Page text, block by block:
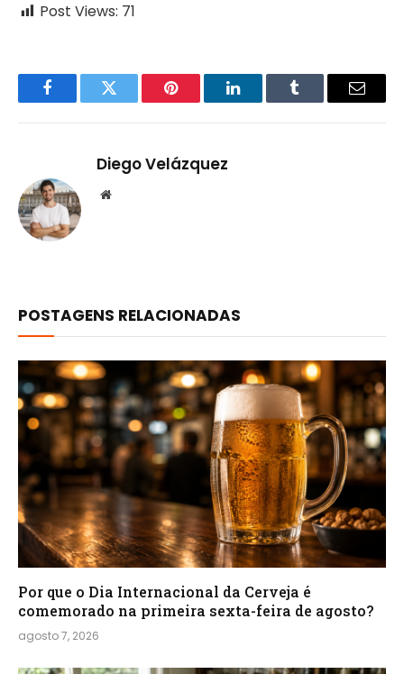
Post Views: 71
FacebookTwitter Pinterest LinkedInTumblr Email
Diego Velázquez
Website
POSTAGENS RELACIONADAS
Por que o Dia Internacional da Cerveja é
comemorado na primeira sexta-feira de agosto?
agosto 7, 2026